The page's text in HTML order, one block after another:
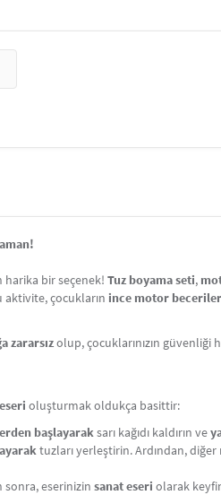
harika bir seçenek! Tuz boyama seti,
aktivite, çocukların ince motor
zararsızolup, çocuklarınızın
oluşturmak oldukça basittir:
başlayaraksarı kağıdı kaldırın ve
tuzları yerleştirin. Ardından,
eserinizin sanat eseri olarak